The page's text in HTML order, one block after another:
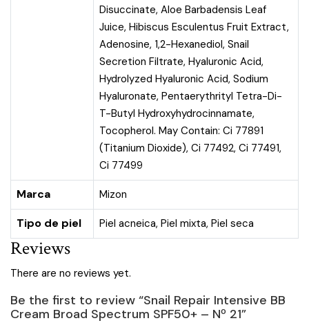
Disuccinate, Aloe Barbadensis Leaf
Juice, Hibiscus Esculentus Fruit Extract,
Adenosine, 1,2-Hexanediol, Snail
Secretion Filtrate, Hyaluronic Acid,
Hydrolyzed Hyaluronic Acid, Sodium
Hyaluronate, Pentaerythrityl Tetra-Di-
T-Butyl Hydroxyhydrocinnamate,
Tocopherol. May Contain: Ci 77891
(Titanium Dioxide), Ci 77492, Ci 77491,
Ci 77499
Marca Mizon
Tipo de piel Piel acneica, Piel mixta, Piel seca
Reviews
There are no reviews yet.
Be the first to review “Snail Repair Intensive BB
Cream Broad Spectrum SPF50+ – Nº 21”